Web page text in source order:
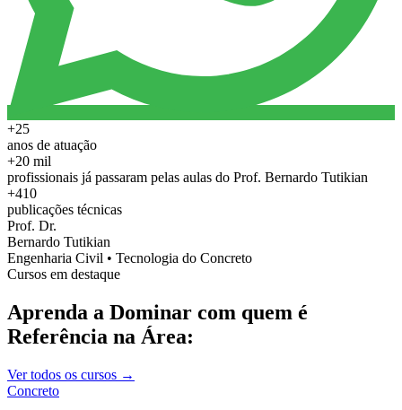
+25
anos de atuação
+20 mil
profissionais já passaram pelas aulas do Prof. Bernardo Tutikian
+410
publicações técnicas
Prof. Dr.
Bernardo Tutikian
Engenharia Civil • Tecnologia do Concreto
Cursos em destaque
Aprenda a Dominar com quem é
Referência na Área:
Ver todos os cursos →
Concreto